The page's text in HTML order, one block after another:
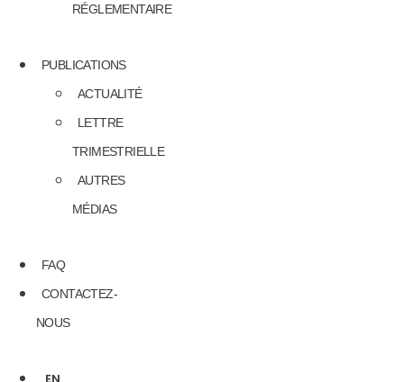
RÉGLEMENTAIRE
PUBLICATIONS
ACTUALITÉ
LETTRE
TRIMESTRIELLE
AUTRES
MÉDIAS
FAQ
CONTACTEZ-
NOUS